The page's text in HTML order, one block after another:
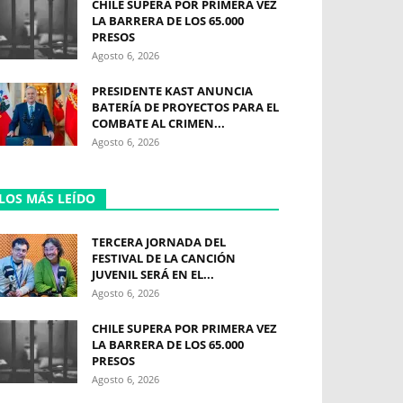
CHILE SUPERA POR PRIMERA VEZ
LA BARRERA DE LOS 65.000
PRESOS
Agosto 6, 2026
PRESIDENTE KAST ANUNCIA
BATERÍA DE PROYECTOS PARA EL
COMBATE AL CRIMEN...
Agosto 6, 2026
MÁS LEÍDO
TERCERA JORNADA DEL
FESTIVAL DE LA CANCIÓN
JUVENIL SERÁ EN EL...
Agosto 6, 2026
CHILE SUPERA POR PRIMERA VEZ
LA BARRERA DE LOS 65.000
PRESOS
Agosto 6, 2026